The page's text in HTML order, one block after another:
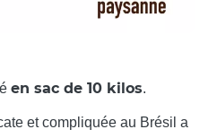
en sac de 10 kilos.
et compliquée au Brésil a